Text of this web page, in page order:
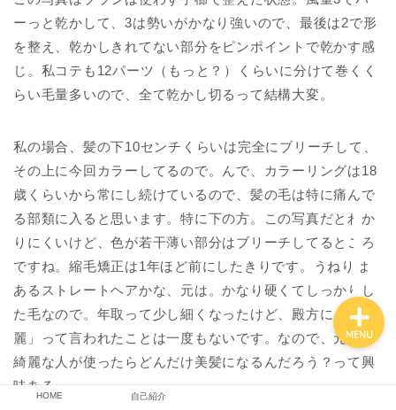
ーっと乾かして、3は勢いがかなり強いので、最後は2で形
を整え、乾かしきれてない部分をピンポイントで乾かす感
じ。私コテも12パーツ（もっと？）くらいに分けて巻くく
らい毛量多いので、全て乾かし切るって結構大変。
私の場合、髪の下10センチくらいは完全にブリーチして、
その上に今回カラーしてるので。んで、カラーリングは18
歳くらいから常にし続けているので、髪の毛は特に痛んで
る部類に入ると思います。特に下の方。この写真だとわか
りにくいけど、色が若干薄い部分はブリーチしてるところ
ですね。縮毛矯正は1年ほど前にしたきりです。うねりは
あるストレートヘアかな、元は。かなり硬くてしっかりし
た毛なので。年取って少し細くなったけど、殿方に「髪綺
麗」って言われたことは一度もないです。なので、元から
綺麗な人が使ったらどんだけ美髪になるんだろう？って興
味ある。
HOME 自己紹介
MENU
HOME
自己紹介